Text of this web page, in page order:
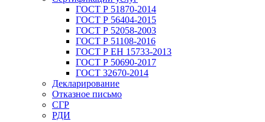
ГОСТ Р 51870-2014
ГОСТ Р 56404-2015
ГОСТ Р 52058-2003
ГОСТ Р 51108-2016
ГОСТ Р ЕН 15733-2013
ГОСТ Р 50690-2017
ГОСТ 32670-2014
Декларирование
Отказное письмо
СГР
РДИ